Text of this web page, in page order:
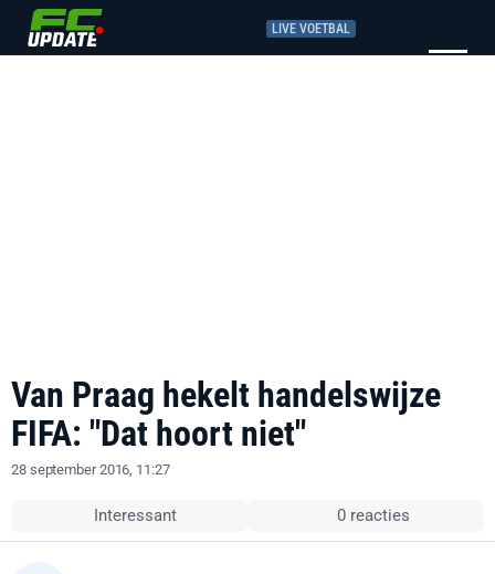
LIVE VOETBAL
Van Praag hekelt handelswijze
FIFA: "Dat hoort niet"
28 september 2016, 11:27
Interessant 0 reacties